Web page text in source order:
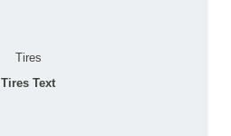
Tires
Tires Text